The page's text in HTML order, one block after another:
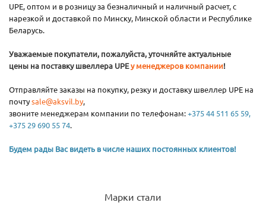
UPE, оптом и в розницу за безналичный и наличный расчет, с
нарезкой и доставкой по Минску, Минской области и Республике
Беларусь.
Уважаемые покупатели, пожалуйста, уточняйте актуальные
цены на поставку швеллера UPEу менеджеров компании!
Отправляйте заказы на покупку, резку и доставку швеллер UPE на
почтуsale@aksvil.by,
звоните менеджерам компании по телефонам:+375 44 511 65 59,
+375 29 690 55 74.
Будем рады Вас видеть в числе наших постоянных клиентов!
Марки стали